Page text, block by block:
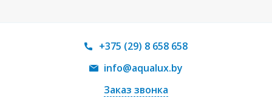
+375 (29) 8 658 658
info@aqualux.by
Заказ звонка